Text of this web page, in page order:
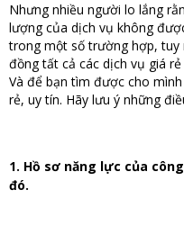
Nhưng nhiều người lo lắng
lượng của dịch vụ không
trong một số trường hợp, tuy
đồng tất cả các dịch vụ giá
Và để bạn tìm được cho
rẻ, uy tín. Hãy lưu ý những
1. Hồ sơ năng lực của
đó.